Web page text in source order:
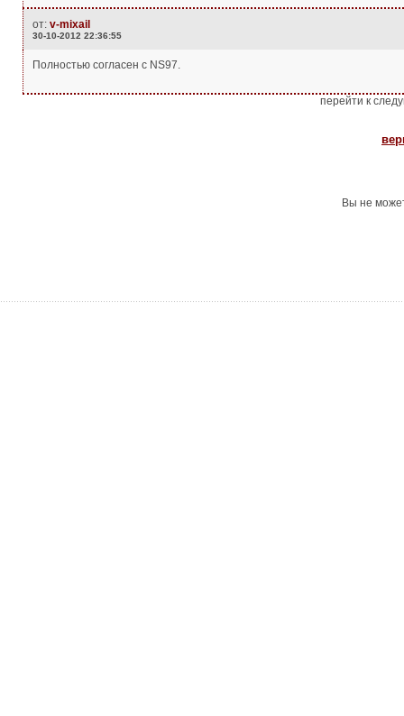
от: v-mixail
30-10-2012 22:36:55
Полностью согласен с NS97.
перейти к
Вы не